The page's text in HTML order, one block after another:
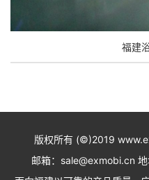
福建
版权所有 (©)2019
邮箱：sale@exmobi.cn